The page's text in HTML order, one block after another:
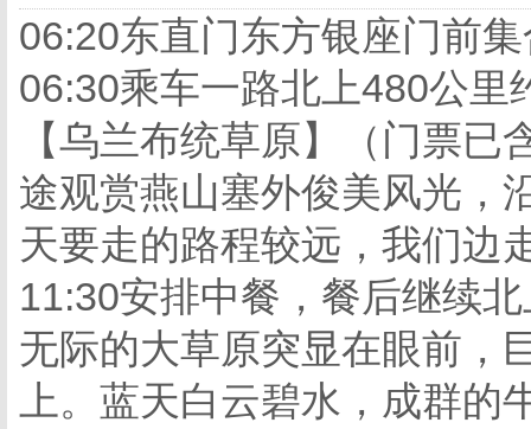
06:20东直门东方银座门前
06:30乘车一路北上480公里
【乌兰布统草原】（门票
途观赏燕山塞外俊美风光，
天要走的路程较远，我们边
11:30安排中餐，餐后继续
无际的大草原突显在眼前，
上。蓝天白云碧水，成群